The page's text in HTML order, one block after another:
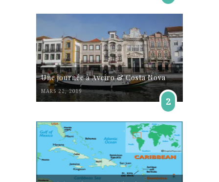
Une journée à Aveiro & Costa Nova
MARS 22, 2019
2